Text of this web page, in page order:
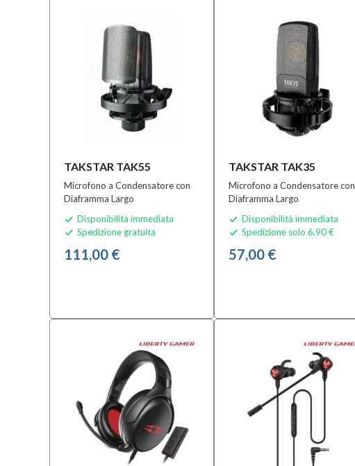
TAKSTAR TAK55
Microfono a Condensatore con
Diaframma Largo
 Disponibilità immediata
 Spedizione gratuita
111,00 €
TAKSTAR TAK35
Microfono a Condensatore con
Diaframma Largo
 Disponibilità immediata
 Spedizione solo 6,90 €
57,00 €